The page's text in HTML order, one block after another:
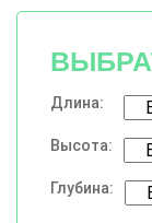
Длина:
Высота:
Глубина: